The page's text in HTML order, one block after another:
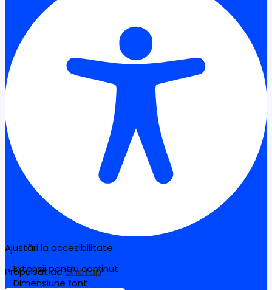
Ajustări la accesibilitate
Propulsat deOneTap
Extensii pentru conținut
Dimensiune font